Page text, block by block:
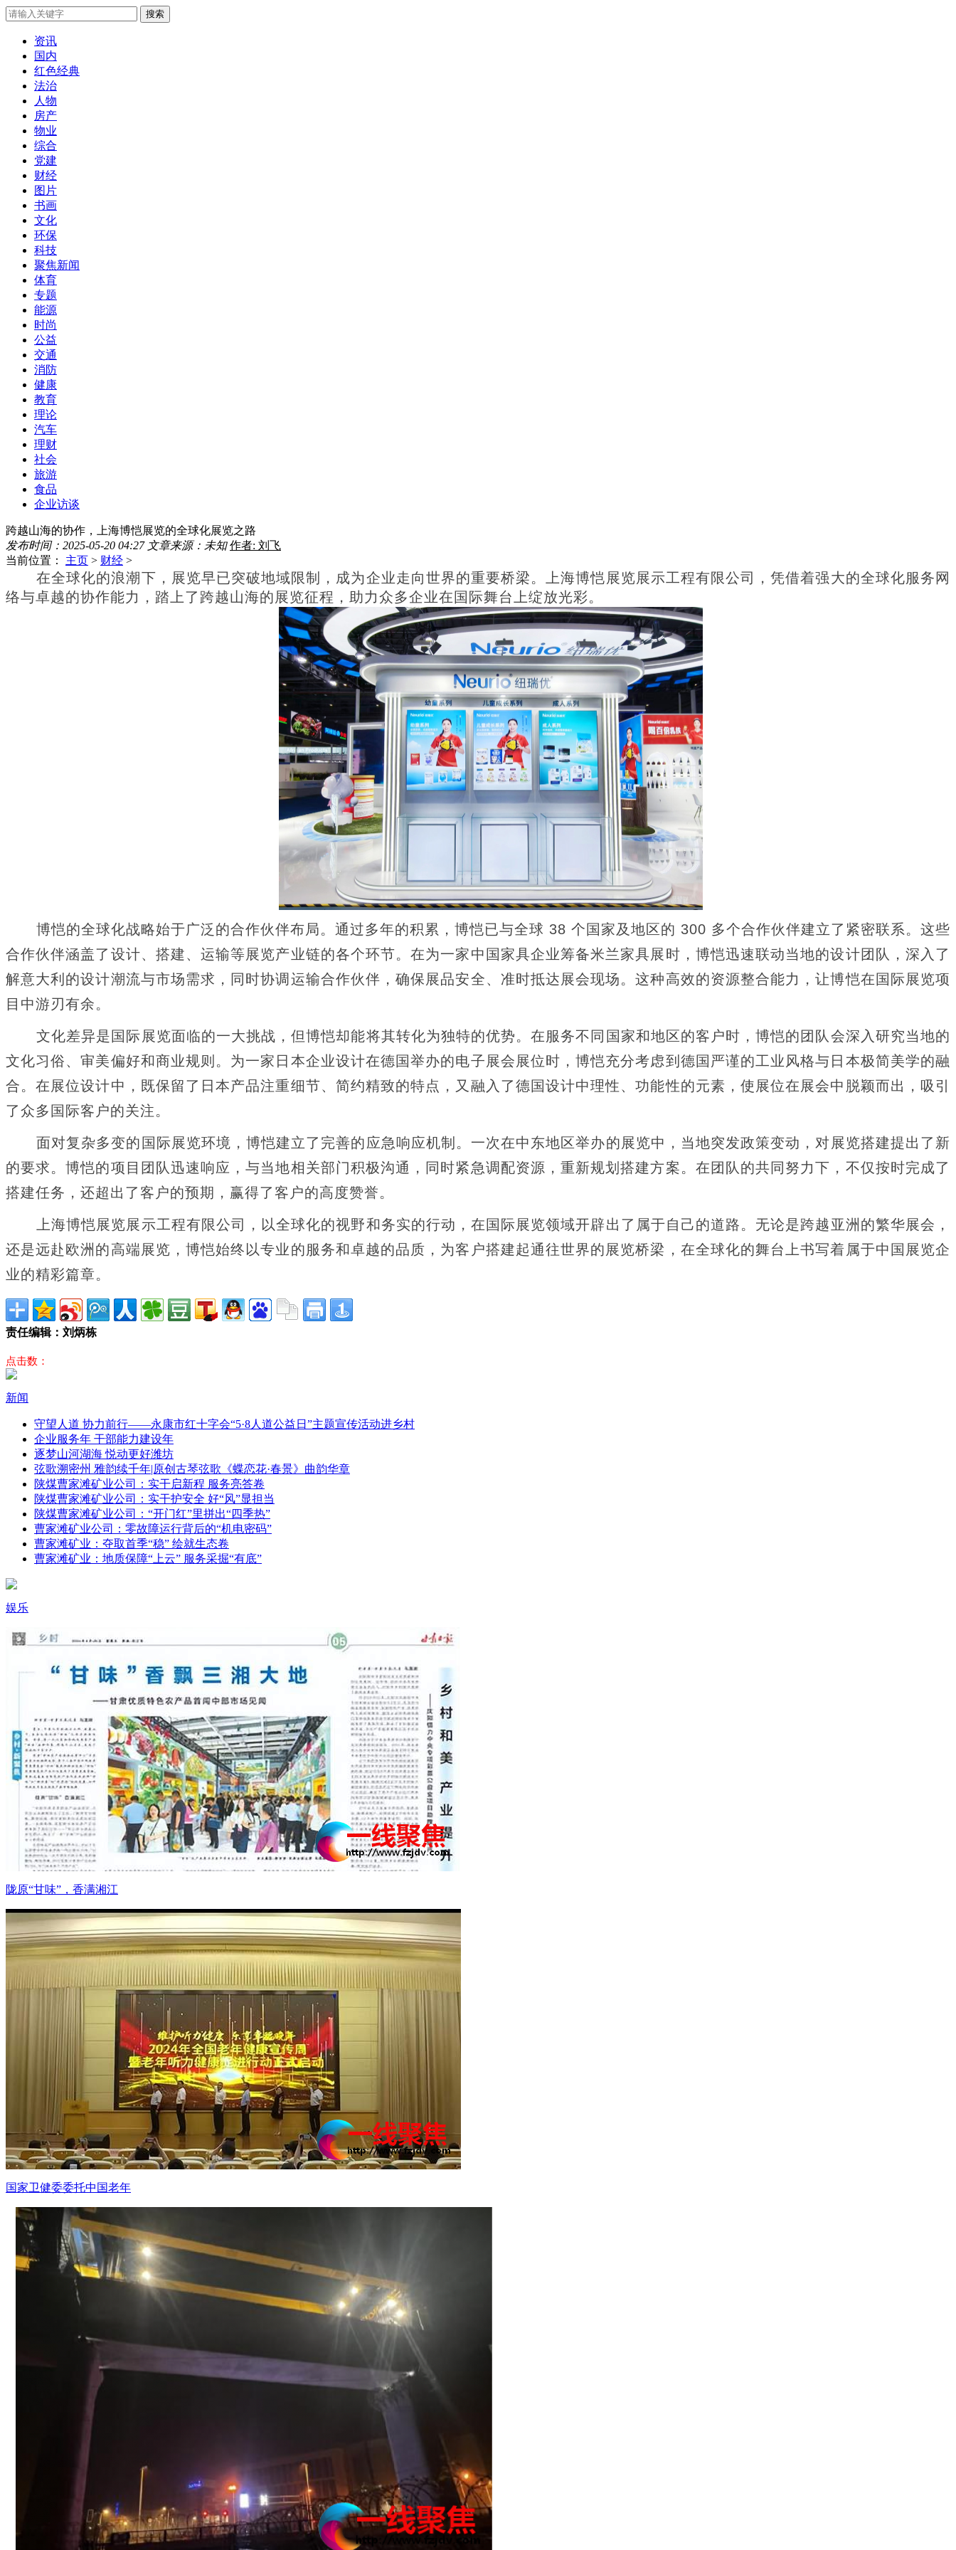
搜索
资讯
国内
红色经典
法治
人物
房产
物业
综合
党建
财经
图片
书画
文化
环保
科技
聚焦新闻
体育
专题
能源
时尚
公益
交通
消防
健康
教育
理论
汽车
理财
社会
旅游
食品
企业访谈
跨越山海的协作，上海博恺展览的全球化展览之路
发布时间：2025-05-20 04:27 文章来源：未知 作者: 刘飞
当前位置： 主页 > 财经 >
在全球化的浪潮下，展览早已突破地域限制，成为企业走向世界的重要桥梁。上海博恺展览展示工程有限公司，凭借着强大的全球化服务网
络与卓越的协作能力，踏上了跨越山海的展览征程，助力众多企业在国际舞台上绽放光彩。
博恺的全球化战略始于广泛的合作伙伴布局。通过多年的积累，博恺已与全球 38 个国家及地区的 300 多个合作伙伴建立了紧密联系。这些
合作伙伴涵盖了设计、搭建、运输等展览产业链的各个环节。在为一家中国家具企业筹备米兰家具展时，博恺迅速联动当地的设计团队，深入了
解意大利的设计潮流与市场需求，同时协调运输合作伙伴，确保展品安全、准时抵达展会现场。这种高效的资源整合能力，让博恺在国际展览项
目中游刃有余。
文化差异是国际展览面临的一大挑战，但博恺却能将其转化为独特的优势。在服务不同国家和地区的客户时，博恺的团队会深入研究当地的
文化习俗、审美偏好和商业规则。为一家日本企业设计在德国举办的电子展会展位时，博恺充分考虑到德国严谨的工业风格与日本极简美学的融
合。在展位设计中，既保留了日本产品注重细节、简约精致的特点，又融入了德国设计中理性、功能性的元素，使展位在展会中脱颖而出，吸引
了众多国际客户的关注。
面对复杂多变的国际展览环境，博恺建立了完善的应急响应机制。一次在中东地区举办的展览中，当地突发政策变动，对展览搭建提出了新
的要求。博恺的项目团队迅速响应，与当地相关部门积极沟通，同时紧急调配资源，重新规划搭建方案。在团队的共同努力下，不仅按时完成了
搭建任务，还超出了客户的预期，赢得了客户的高度赞誉。
上海博恺展览展示工程有限公司，以全球化的视野和务实的行动，在国际展览领域开辟出了属于自己的道路。无论是跨越亚洲的繁华展会，
还是远赴欧洲的高端展览，博恺始终以专业的服务和卓越的品质，为客户搭建起通往世界的展览桥梁，在全球化的舞台上书写着属于中国展览企
业的精彩篇章。
责任编辑：刘炳栋
点击数：
新闻
守望人道 协力前行——永康市红十字会“5·8人道公益日”主题宣传活动进乡村
企业服务年 干部能力建设年
逐梦山河湖海 悦动更好潍坊
弦歌溯密州 雅韵续千年|原创古琴弦歌《蝶恋花·春景》曲韵华章
陕煤曹家滩矿业公司：实干启新程 服务亮答卷
陕煤曹家滩矿业公司：实干护安全 好“风”显担当
陕煤曹家滩矿业公司：“开门红”里拼出“四季热”
曹家滩矿业公司：零故障运行背后的“机电密码”
曹家滩矿业：夺取首季“稳” 绘就生态卷
曹家滩矿业：地质保障“上云” 服务采掘“有底”
娱乐
陇原“甘味”，香满湘江
国家卫健委委托中国老年